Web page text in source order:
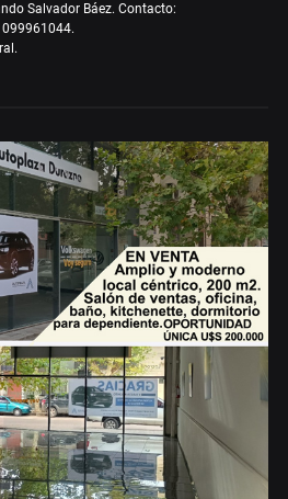
Salvador Báez. Contacto:
099961044.